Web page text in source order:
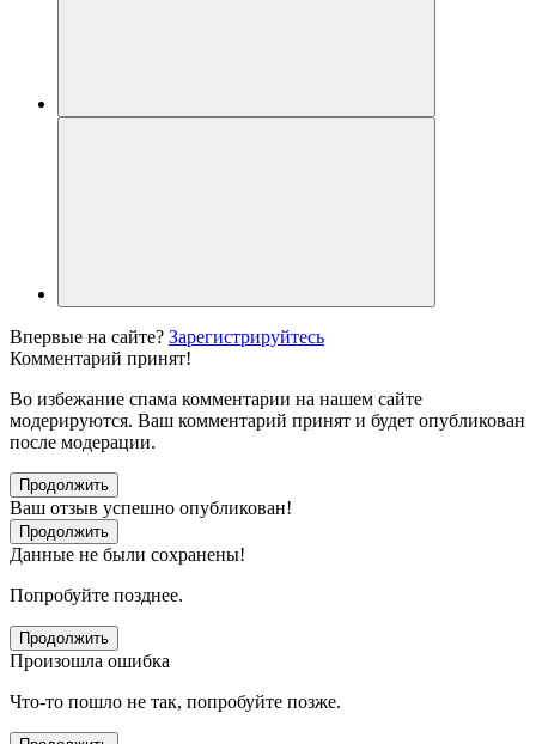
Впервые на сайте? Зарегистрируйтесь
Комментарий принят!
Во избежание спама комментарии на нашем сайте
модерируются. Ваш комментарий принят и будет опубликован
после модерации.
Продолжить
Ваш отзыв успешно опубликован!
Продолжить
Данные не были сохранены!
Попробуйте позднее.
Продолжить
Произошла ошибка
Что-то пошло не так, попробуйте позже.